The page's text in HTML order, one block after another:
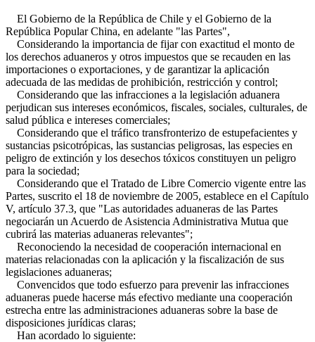
El Gobierno de la República de Chile y el Gobierno de la
República Popular China, en adelante "las Partes",
Considerando la importancia de fijar con exactitud el monto de
los derechos aduaneros y otros impuestos que se recauden en las
importaciones o exportaciones, y de garantizar la aplicación
adecuada de las medidas de prohibición, restricción y control;
Considerando que las infracciones a la legislación aduanera
perjudican sus intereses económicos, fiscales, sociales, culturales, de
salud pública e intereses comerciales;
Considerando que el tráfico transfronterizo de estupefacientes y
sustancias psicotrópicas, las sustancias peligrosas, las especies en
peligro de extinción y los desechos tóxicos constituyen un peligro
para la sociedad;
Considerando que el Tratado de Libre Comercio vigente entre las
Partes, suscrito el 18 de noviembre de 2005, establece en el Capítulo
V, artículo 37.3, que "Las autoridades aduaneras de las Partes
negociarán un Acuerdo de Asistencia Administrativa Mutua que
cubrirá las materias aduaneras relevantes";
Reconociendo la necesidad de cooperación internacional en
materias relacionadas con la aplicación y la fiscalización de sus
legislaciones aduaneras;
Convencidos que todo esfuerzo para prevenir las infracciones
aduaneras puede hacerse más efectivo mediante una cooperación
estrecha entre las administraciones aduaneras sobre la base de
disposiciones jurídicas claras;
Han acordado lo siguiente: